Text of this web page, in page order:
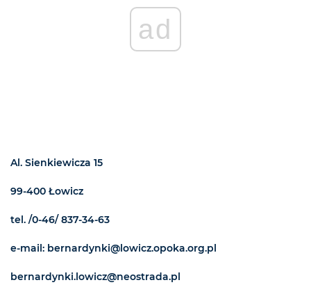
ad
Al. Sienkiewicza 15
99-400 Łowicz
tel. /0-46/ 837-34-63
e-mail: bernardynki@lowicz.opoka.org.pl
bernardynki.lowicz@neostrada.pl